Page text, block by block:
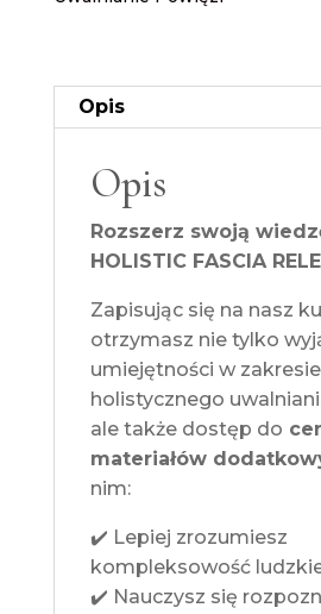
Opis
Opis
Rozszerz swoją
HOLISTIC FASCIA
Zapisując się na nasz
otrzymasz nie tylko
umiejętności w zakresie
holistycznego
ale także dostęp do
materiałów
nim:
✔️ Lepiej zrozumiesz
kompleksowość
✔️ Nauczysz się